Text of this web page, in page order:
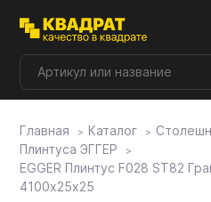
Плитные материалы
Фурнитура
Главная Каталог
Плинтуса ЭГГЕР
EGGER Плинтус F028 ST82
4100х25х25